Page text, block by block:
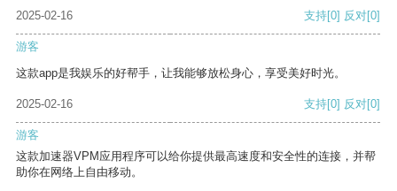
2025-02-16
支持[0] 反对[0]
游客
这款app是我娱乐的好帮手，让我能够放松身心，享受美好时光。
2025-02-16 支持[0] 反对[0]
游客
这款加速器VPM应用程序可以给你提供最高速度和安全性的连接，并帮
助你在网络上自由移动。